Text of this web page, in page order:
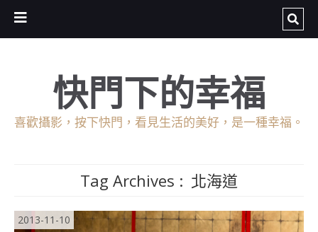
快門下的幸福
喜歡攝影，按下快門，看見生活的美好，是一種幸福。
Tag Archives : 北海道
2013-11-10